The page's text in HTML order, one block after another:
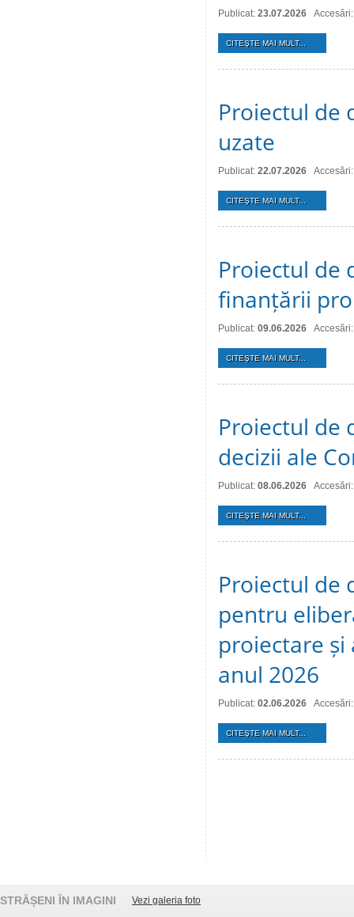
Publicat: 23.07.2026
CITEŞTE MAI MULT...
Proiectul de
uzate
Publicat: 22.07.2026
CITEŞTE MAI MULT...
Proiectul de
finanțării
Publicat: 09.06.2026
CITEŞTE MAI MULT...
Proiectul de
decizii ale
Publicat: 08.06.2026
CITEŞTE MAI MULT...
Proiectul de
pentru
proiectare
anul 2026
Publicat: 02.06.2026
CITEŞTE MAI MULT...
STRĂȘENI ÎN IMAGINI Vezi galeria foto